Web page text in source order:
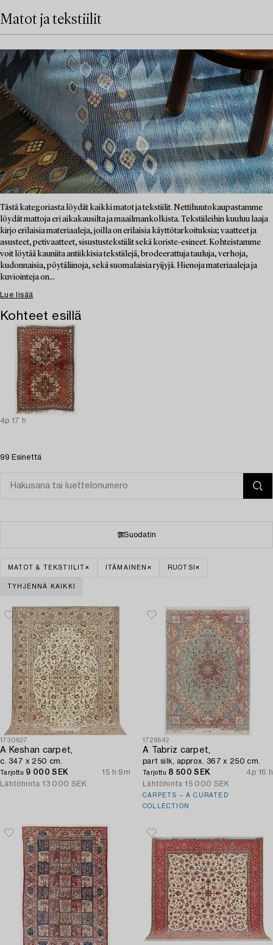
Matot ja tekstiilit
Tästä kategoriasta löydät kaikki matot ja tekstiilit. Nettihuutokaupastamme
löydät mattoja eri aikakausilta ja maailmankolkista. Tekstiileihin kuuluu laaja
kirjo erilaisia materiaaleja, joilla on erilaisia käyttötarkoituksia; vaatteet ja
asusteet, petivaatteet, sisustustekstiilit sekä koriste-esineet. Kohteistamme
voit löytää kauniita antiikkisia tekstiilejä, brodeerattuja tauluja, verhoja,
kudonnaisia, pöytäliinoja, sekä suomalaisia ryijyjä. Hienoja materiaaleja ja
kuviointeja on...
Lue lisää
Kohteet esillä
4p 17 h
99 Esinettä
Suodatin
MATOT & TEKSTIILIT ITÄMAINEN RUOTSI
TYHJENNÄ KAIKKI
1730627
A Keshan carpet,
c. 347 x 250 cm.
Tarjottu 9 000 SEK
15 h 9m
Lähtöhinta 13 000 SEK
1726642
A Tabriz carpet,
part silk, approx. 367 x 250 cm.
Tarjottu 8 500 SEK
4p 16 h
Lähtöhinta 15 000 SEK
CARPETS – A CURATED
COLLECTION